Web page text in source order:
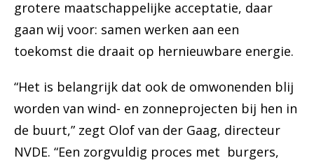
grotere maatschappelijke acceptatie, daar
gaan wij voor: samen werken aan een
toekomst die draait op hernieuwbare energie.
“Het is belangrijk dat ook de omwonenden blij
worden van wind- en zonneprojecten bij hen in
de buurt,” zegt Olof van der Gaag, directeur
NVDE. “Een zorgvuldig proces met burgers,